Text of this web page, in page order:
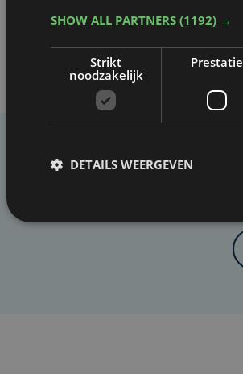
SHOW ALL PARTNERS (1192) →
Strikt
noodzakelijk
Prestatie
DETAILS WEERGEVEN